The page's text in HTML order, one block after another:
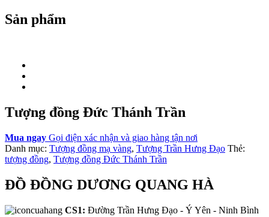
Sản phẩm
Tượng đồng Đức Thánh Trần
Mua ngay Gọi điện xác nhận và giao hàng tận nơi
Danh mục: Tượng đồng mạ vàng, Tượng Trần Hưng Đạo Thẻ:
tượng đồng, Tượng đồng Đức Thánh Trần
ĐỒ ĐỒNG DƯƠNG QUANG HÀ
CS1: Đường Trần Hưng Đạo - Ý Yên - Ninh Bình